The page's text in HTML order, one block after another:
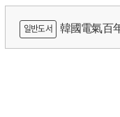
보고서
망 긍정' 양상 연구
일반도서 韓國電氣百